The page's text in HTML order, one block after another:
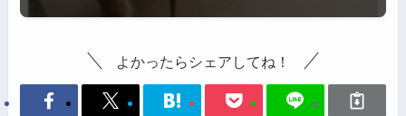
よかったらシェアしてね！